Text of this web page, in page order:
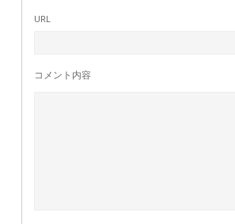
URL
コメント内容